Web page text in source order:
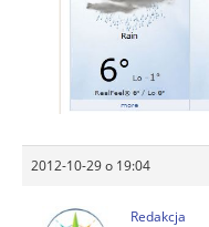
2012-10-29 o 19:04
Redakcja